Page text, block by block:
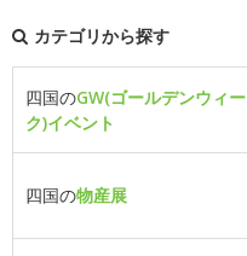
カテゴリから探す
四国のGW(ゴールデンウィー
ク)イベント
四国の物産展